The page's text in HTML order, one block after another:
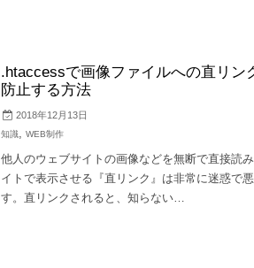
.htaccessで画像ファイルへの直リン
防止する方法
2018年12月13日
知識, WEB制作
他人のウェブサイトの画像などを無断で直接読
イトで表示させる『直リンク』は非常に迷惑で
す。直リンクされると、知らない…